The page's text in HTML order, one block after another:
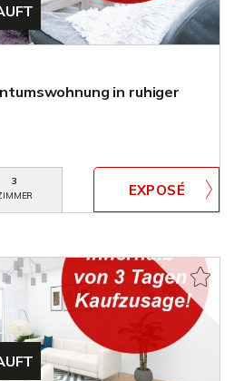
in ruhiger
3